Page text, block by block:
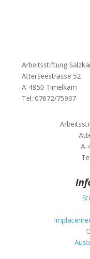
Arbeitsstiftung
Atterseestrasse 52
A-4850 Timelkam
Tel: 07672/75937
A-